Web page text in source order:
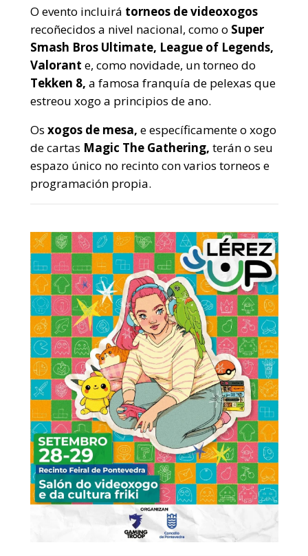
O evento incluirá torneos de videoxogos
recoñecidos a nivel nacional, como o Super
Smash Bros Ultimate, League of Legends,
Valorant e, como novidade, un torneo do
Tekken 8, a famosa franquía de pelexas que
estreou xogo a principios de ano.
Os xogos de mesa, e específicamente o xogo
de cartas Magic The Gathering, terán o seu
espazo único no recinto con varios torneos e
programación propia.